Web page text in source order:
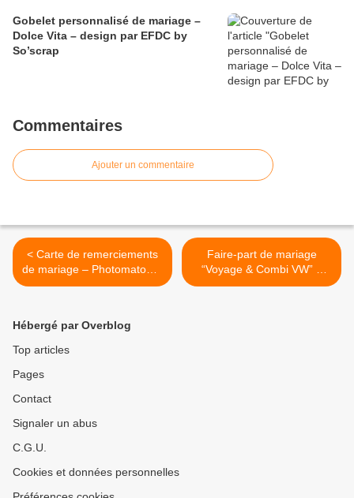
Gobelet personnalisé de mariage –
Dolce Vita – design par EFDC by
So’scrap
Commentaires
Ajouter un commentaire
< Carte de remerciements
de mariage – Photomaton &
marque-page | EFDC by
Faire-part de mariage
“Voyage & Combi VW” –
design personnalisé EFDC
Hébergé par Overblog
Top articles
Pages
Contact
Signaler un abus
C.G.U.
Cookies et données personnelles